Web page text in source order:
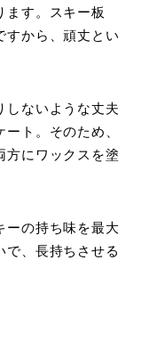
ます。スキー板
すから、頑丈とい
しないような丈夫
ト。そのため、
方にワックスを塗
ーの持ち味を最大
で、長持ちさせる